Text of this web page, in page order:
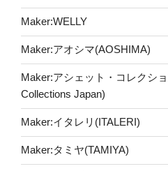
Maker:WELLY
Maker:アオシマ(AOSHIMA)
Maker:アシェット・コレクシ
Collections Japan)
Maker:イタレリ(ITALERI)
Maker:タミヤ(TAMIYA)